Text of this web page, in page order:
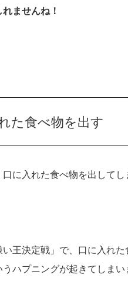
ませんね！
た食べ物を出す
口に入れた食べ物を出してし
い王決定戦」で、口に入れ
うハプニングが起きてしまい